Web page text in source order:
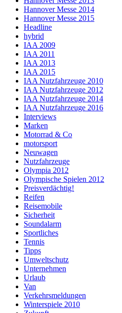
Hannover Messe 2014
Hannover Messe 2015
Headline
hybrid
IAA 2009
IAA 2011
IAA 2013
IAA 2015
IAA Nutzfahrzeuge 2010
IAA Nutzfahrzeuge 2012
IAA Nutzfahrzeuge 2014
IAA Nutzfahrzeuge 2016
Interviews
Marken
Motorrad & Co
motorsport
Neuwagen
Nutzfahrzeuge
Olympia 2012
Olympische Spielen 2012
Preisverdächtig!
Reifen
Reisemobile
Sicherheit
Soundalarm
Sportliches
Tennis
Tipps
Umweltschutz
Unternehmen
Urlaub
Van
Verkehrsmeldungen
Winterspiele 2010